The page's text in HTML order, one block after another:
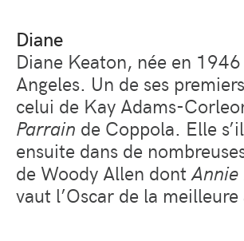
Diane
Diane Keaton, née en 1946
Angeles. Un de ses
celui de Kay Adams-
Parrain de Coppola. Elle
ensuite dans de
de Woody Allen dont
vaut l’Oscar de la